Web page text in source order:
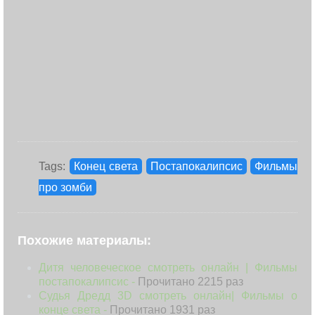
Tags: Конец света Постапокалипсис
Фильмы
про зомби
Похожие материалы:
Дитя человеческое смотреть онлайн | Фильмы
постапокалипсис - Прочитано 2215 раз
Судья Дредд 3D смотреть онлайн| Фильмы о
конце света - Прочитано 1931 раз